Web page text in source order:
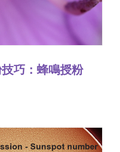
巧：蜂鳴授粉